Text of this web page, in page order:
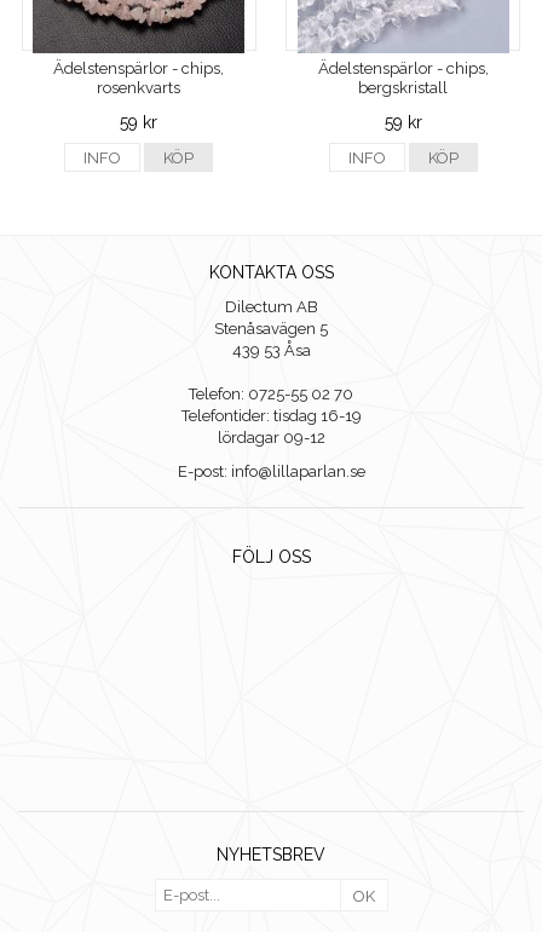
Ädelstenspärlor - chips,
rosenkvarts
59 kr
INFO KÖP
Ädelstenspärlor - chips,
bergskristall
59 kr
INFO KÖP
KONTAKTA OSS
Dilectum AB
Stenåsavägen 5
439 53 Åsa
Telefon: 0725-55 02 70
Telefontider: tisdag 16-19
lördagar 09-12
E-post: info@lillaparlan.se
FÖLJ OSS
NYHETSBREV
OK